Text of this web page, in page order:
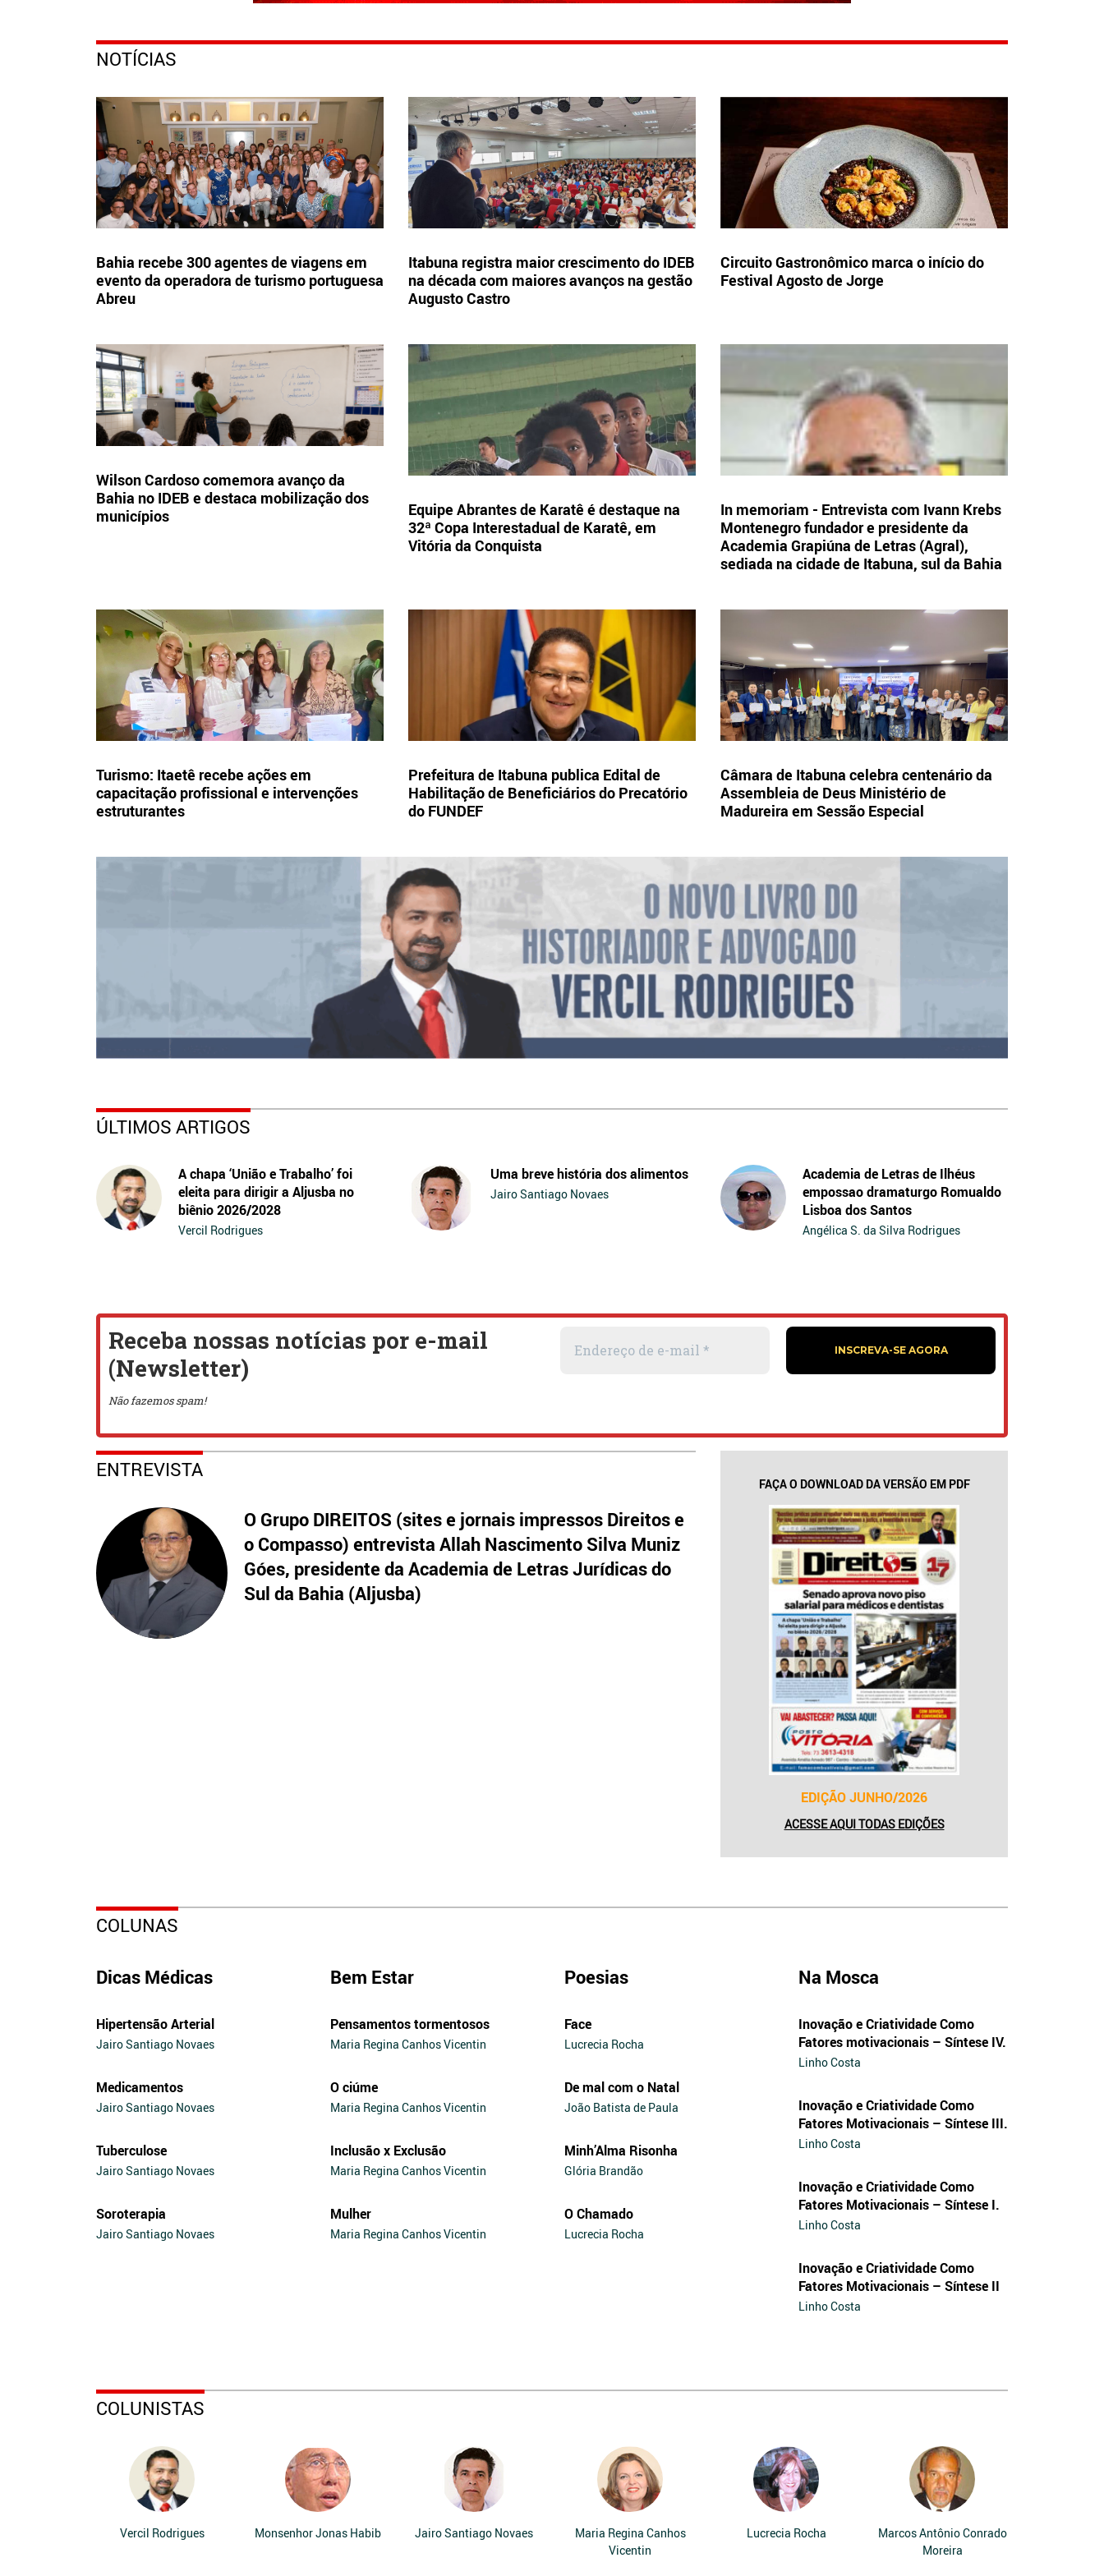
NOTÍCIAS
Bahia recebe 300 agentes de viagens em
evento da operadora de turismo portuguesa
Abreu
Itabuna registra maior crescimento do IDEB
na década com maiores avanços na gestão
Augusto Castro
Circuito Gastronômico marca o início do
Festival Agosto de Jorge
Wilson Cardoso comemora avanço da
Bahia no IDEB e destaca mobilização dos
municípios
Equipe Abrantes de Karatê é destaque na
32ª Copa Interestadual de Karatê, em
Vitória da Conquista
In memoriam - Entrevista com Ivann Krebs
Montenegro fundador e presidente da
Academia Grapiúna de Letras (Agral),
sediada na cidade de Itabuna, sul da Bahia
Turismo: Itaetê recebe ações em
capacitação profissional e intervenções
estruturantes
Prefeitura de Itabuna publica Edital de
Habilitação de Beneficiários do Precatório
do FUNDEF
Câmara de Itabuna celebra centenário da
Assembleia de Deus Ministério de
Madureira em Sessão Especial
ÚLTIMOS ARTIGOS
A chapa ‘União e Trabalho’ foi
eleita para dirigir a Aljusba no
biênio 2026/2028
Vercil Rodrigues
Uma breve história dos alimentos
Jairo Santiago Novaes
Academia de Letras de Ilhéus
empossao dramaturgo Romualdo
Lisboa dos Santos
Angélica S. da Silva Rodrigues
ENTREVISTA
O Grupo DIREITOS (sites e jornais impressos Direitos e
o Compasso) entrevista Allah Nascimento Silva Muniz
Góes, presidente da Academia de Letras Jurídicas do
Sul da Bahia (Aljusba)
FAÇA O DOWNLOAD DA VERSÃO EM PDF
EDIÇÃO JUNHO/2026
ACESSE AQUI TODAS EDIÇÕES
COLUNAS
Dicas Médicas
Hipertensão Arterial
Jairo Santiago Novaes
Medicamentos
Jairo Santiago Novaes
Tuberculose
Jairo Santiago Novaes
Soroterapia
Jairo Santiago Novaes
Bem Estar
Pensamentos tormentosos
Maria Regina Canhos Vicentin
O ciúme
Maria Regina Canhos Vicentin
Inclusão x Exclusão
Maria Regina Canhos Vicentin
Mulher
Maria Regina Canhos Vicentin
Poesias
Face
Lucrecia Rocha
De mal com o Natal
João Batista de Paula
Minh’Alma Risonha
Glória Brandão
O Chamado
Lucrecia Rocha
Na Mosca
Inovação e Criatividade Como
Fatores motivacionais – Síntese IV.
Linho Costa
Inovação e Criatividade Como
Fatores Motivacionais – Síntese III.
Linho Costa
Inovação e Criatividade Como
Fatores Motivacionais – Síntese I.
Linho Costa
Inovação e Criatividade Como
Fatores Motivacionais – Síntese II
Linho Costa
COLUNISTAS
Vercil Rodrigues Monsenhor Jonas Habib Jairo Santiago Novaes
Maria Regina Canhos
Vicentin
Lucrecia Rocha
Marcos Antônio Conrado
Moreira